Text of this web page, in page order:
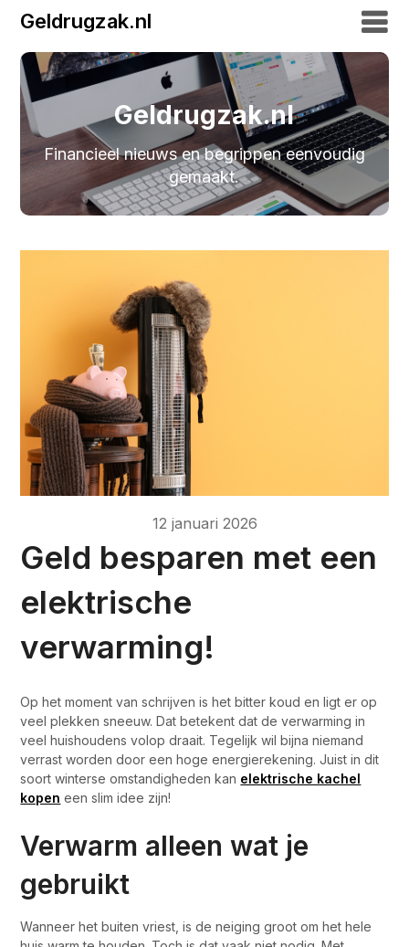
Geldrugzak.nl
Geldrugzak.nl
Financieel nieuws en begrippen eenvoudig
gemaakt.
12 januari 2026
Geld besparen met een
elektrische
verwarming!
Op het moment van schrijven is het bitter koud en ligt er op
veel plekken sneeuw. Dat betekent dat de verwarming in
veel huishoudens volop draait. Tegelijk wil bijna niemand
verrast worden door een hoge energierekening. Juist in dit
soort winterse omstandigheden kan elektrische kachel
kopen een slim idee zijn!
Verwarm alleen wat je
gebruikt
Wanneer het buiten vriest, is de neiging groot om het hele